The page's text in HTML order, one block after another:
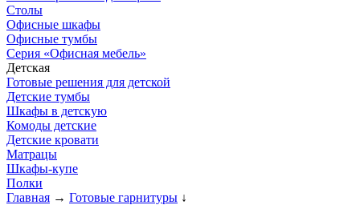
Столы
Офисные шкафы
Офисные тумбы
Серия «Офисная мебель»
Детская
Готовые решения для детской
Детские тумбы
Шкафы в детскую
Комоды детские
Детские кровати
Матрацы
Шкафы-купе
Полки
Главная → Готовые гарнитуры ↓